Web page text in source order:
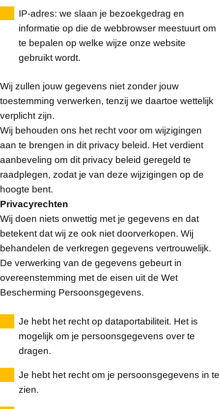
IP-adres: we slaan je bezoekgedrag en
informatie op die de webbrowser meestuurt om
te bepalen op welke wijze onze website
gebruikt wordt.
Wij zullen jouw gegevens niet zonder jouw
toestemming verwerken, tenzij we daartoe wettelijk
verplicht zijn.
Wij behouden ons het recht voor om wijzigingen
aan te brengen in dit privacy beleid. Het verdient
aanbeveling om dit privacy beleid geregeld te
raadplegen, zodat je van deze wijzigingen op de
hoogte bent.
Privacyrechten
Wij doen niets onwettig met je gegevens en dat
betekent dat wij ze ook niet doorverkopen. Wij
behandelen de verkregen gegevens vertrouwelijk.
De verwerking van de gegevens gebeurt in
overeenstemming met de eisen uit de Wet
Bescherming Persoonsgegevens.
Je hebt het recht op dataportabiliteit. Het is
mogelijk om je persoonsgegevens over te
dragen.
Je hebt het recht om je persoonsgegevens in te
zien.